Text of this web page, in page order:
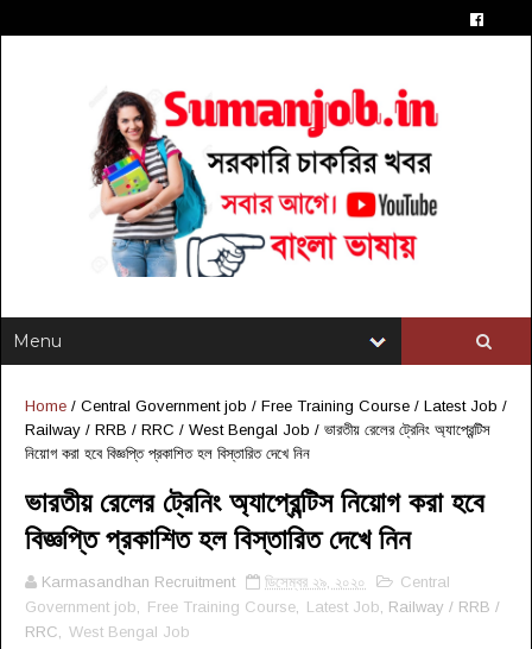
Home / Central Government job / Free Training Course / Latest Job /
Railway / RRB / RRC / West Bengal Job / ভারতীয় রেলের ট্রেনিং অ্যাপ্রেন্টিস
নিয়োগ করা হবে বিজ্ঞপ্তি প্রকাশিত হল বিস্তারিত দেখে নিন
ভারতীয় রেলের ট্রেনিং অ্যাপ্রেন্টিস নিয়োগ করা হবে
বিজ্ঞপ্তি প্রকাশিত হল বিস্তারিত দেখে নিন
Karmasandhan Recruitment ডিসেম্বর ২৯, ২০২০
Central
Government job
Free Training Course Latest Job , Railway / RRB /
RRC,
West Bengal Job